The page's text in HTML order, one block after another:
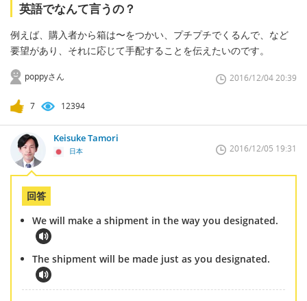
英語でなんて言うの？
例えば、購入者から箱は〜をつかい、プチプチでくるんで、など
要望があり、それに応じて手配することを伝えたいのです。
poppyさん 2016/12/04 20:39
7 12394
Keisuke Tamori
日本 2016/12/05 19:31
回答
We will make a shipment in the way you designated.
The shipment will be made just as you designated.